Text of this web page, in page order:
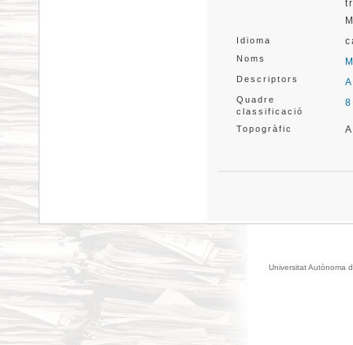
Idioma
Noms
Descriptors
Quadre
classificació
Topogràfic
Universitat Autònoma